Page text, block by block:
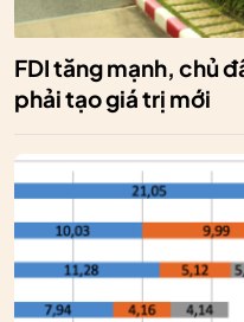
FDI tăng mạnh, chủ
phải tạo giá trị mới